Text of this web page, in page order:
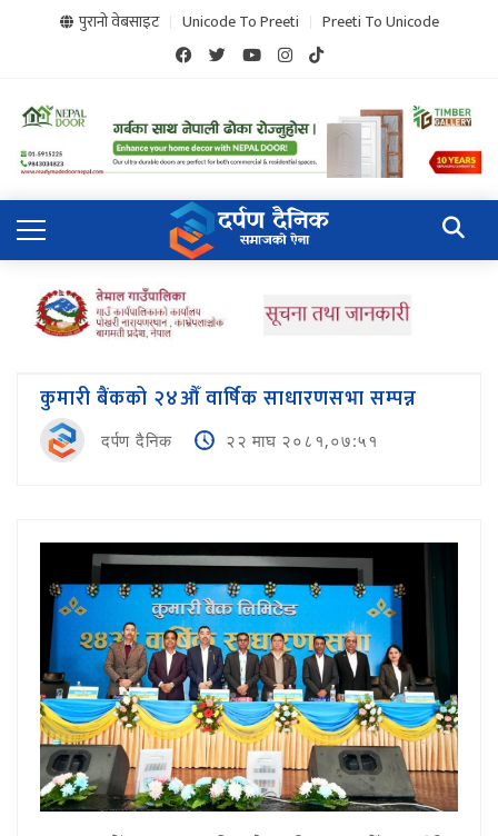
पुरानो वेबसाइट Unicode To Preeti Preeti To Unicode
कुमारी बैंकको २४औँ वार्षिक साधारणसभा सम्पन्न
दर्पण दैनिक २२ माघ २०८१,०७:५१